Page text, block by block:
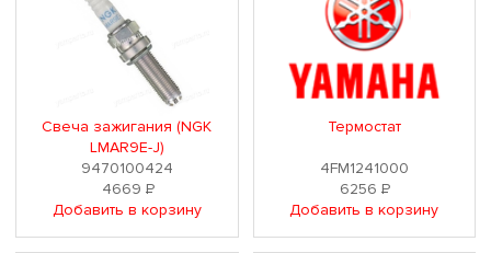
Свеча зажигания (NGK
LMAR9E-J)
9470100424
4669 Р
Добавить в корзину
Термостат
4FM1241000
6256Р
Добавить в корзину